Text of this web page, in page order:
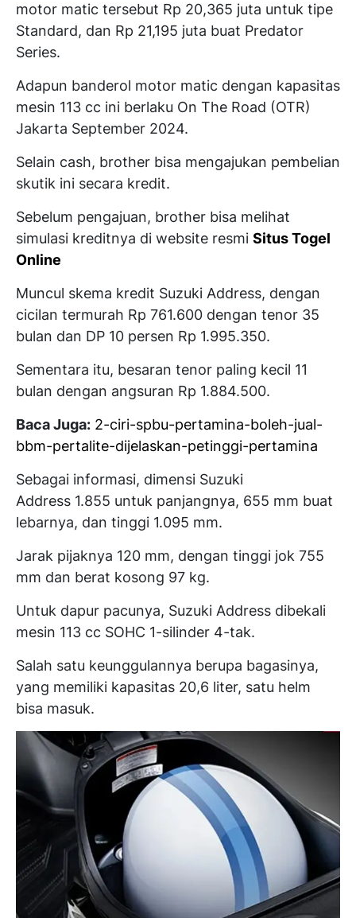
motor matic tersebut Rp 20,365 juta untuk tipe
Standard, dan Rp 21,195 juta buat Predator
Series.
Adapun banderol motor matic dengan kapasitas
mesin 113 cc ini berlaku On The Road (OTR)
Jakarta September 2024.
Selain cash, brother bisa mengajukan pembelian
skutik ini secara kredit.
Sebelum pengajuan, brother bisa melihat
simulasi kreditnya di website resmi Situs Togel
Online
Muncul skema kredit Suzuki Address, dengan
cicilan termurah Rp 761.600 dengan tenor 35
bulan dan DP 10 persen Rp 1.995.350.
Sementara itu, besaran tenor paling kecil 11
bulan dengan angsuran Rp 1.884.500.
Baca Juga: 2-ciri-spbu-pertamina-boleh-jual-
bbm-pertalite-dijelaskan-petinggi-pertamina
Sebagai informasi, dimensi Suzuki
Address 1.855 untuk panjangnya, 655 mm buat
lebarnya, dan tinggi 1.095 mm.
Jarak pijaknya 120 mm, dengan tinggi jok 755
mm dan berat kosong 97 kg.
Untuk dapur pacunya, Suzuki Address dibekali
mesin 113 cc SOHC 1-silinder 4-tak.
Salah satu keunggulannya berupa bagasinya,
yang memiliki kapasitas 20,6 liter, satu helm
bisa masuk.